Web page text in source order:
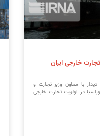
خارجی ایران
با معاون وزیر تجارت و
در اولویت تجارت خارجی